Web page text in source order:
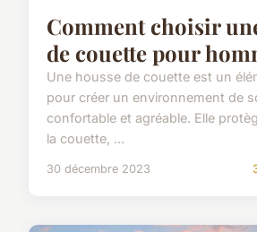
Comment choisir
de couette pour
Une housse de couette est un
pour créer un environnement de
confortable et agréable. Elle
la couette, ...
30 décembre 2023